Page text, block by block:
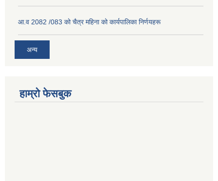
आ.व 2082 /083 को चैत्र महिना को कार्यपालिका निर्णयहरू
अन्य
हाम्रो फेसबुक